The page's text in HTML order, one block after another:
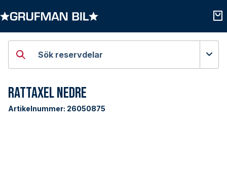
Sök reservdelar
Rattaxel Nedre
Artikelnummer: 26050875